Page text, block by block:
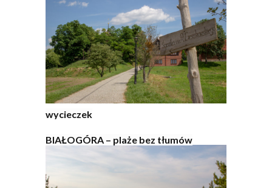
wycieczek
BIAŁOGÓRA – plaże bez tłumów